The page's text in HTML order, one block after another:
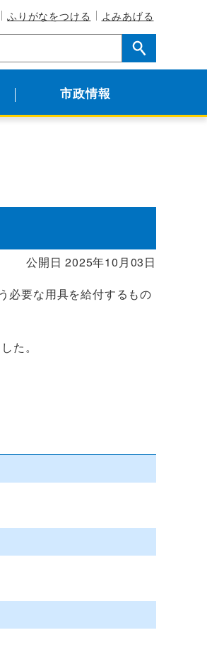
ふりがなをつける よみあげる
市政情報
公開日 2025年10月03日
必要な用具を給付するもの
た。